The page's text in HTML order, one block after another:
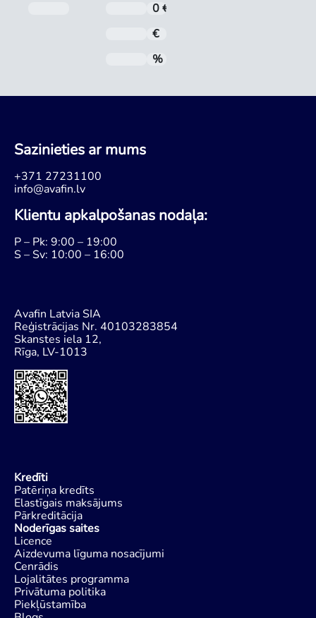
Pēdējā maksājuma datums
0 €
€
%
Sazinieties ar mums
+371 27231100
info@avafin.lv
Klientu apkalpošanas nodaļa:
P – Pk: 9:00 – 19:00
S – Sv: 10:00 – 16:00
Avafin Latvia SIA
Reģistrācijas Nr. 40103283854
Skanstes iela 12,
Rīga, LV-1013
Kredīti
Patēriņa kredīts
Elastīgais maksājums
Pārkreditācija
Noderīgas saites
Licence
Aizdevuma līguma nosacījumi
Cenrādis
Lojalitātes programma
Privātuma politika
Piekļūstamība